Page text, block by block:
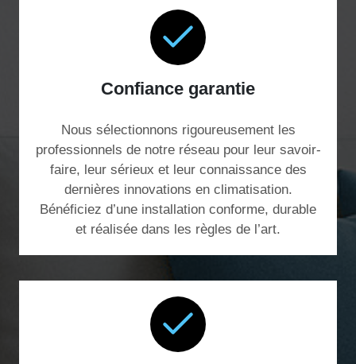
Confiance garantie
Nous sélectionnons rigoureusement les
professionnels de notre réseau pour leur savoir-
faire, leur sérieux et leur connaissance des
dernières innovations en climatisation.
Bénéficiez d’une installation conforme, durable
et réalisée dans les règles de l’art.